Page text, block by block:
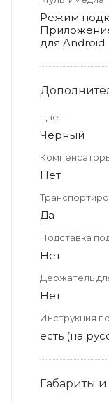
Режим
для Android
Цвет
Черный
Нет
Да
Подставка
Нет
Держатель
Нет
Инструкция
есть (на
Габариты и